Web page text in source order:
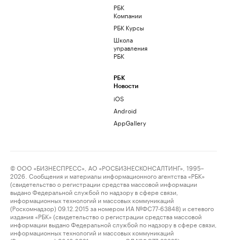
РБК
Компании
РБК Курсы
Школа
управления
РБК
РБК
Новости
iOS
Android
AppGallery
© ООО «БИЗНЕСПРЕСС», АО «РОСБИЗНЕСКОНСАЛТИНГ», 1995–
2026. Сообщения и материалы информационного агентства «РБК»
(свидетельство о регистрации средства массовой информации
выдано Федеральной службой по надзору в сфере связи,
информационных технологий и массовых коммуникаций
(Роскомнадзор) 09.12.2015 за номером ИА №ФС77-63848) и сетевого
издания «РБК» (свидетельство о регистрации средства массовой
информации выдано Федеральной службой по надзору в сфере связи,
информационных технологий и массовых коммуникаций